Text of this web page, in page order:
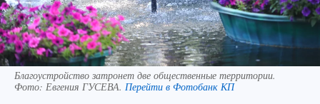
Благоустройство затронет две общественные территории.
Фото: Евгения ГУСЕВА. Перейти в Фотобанк КП